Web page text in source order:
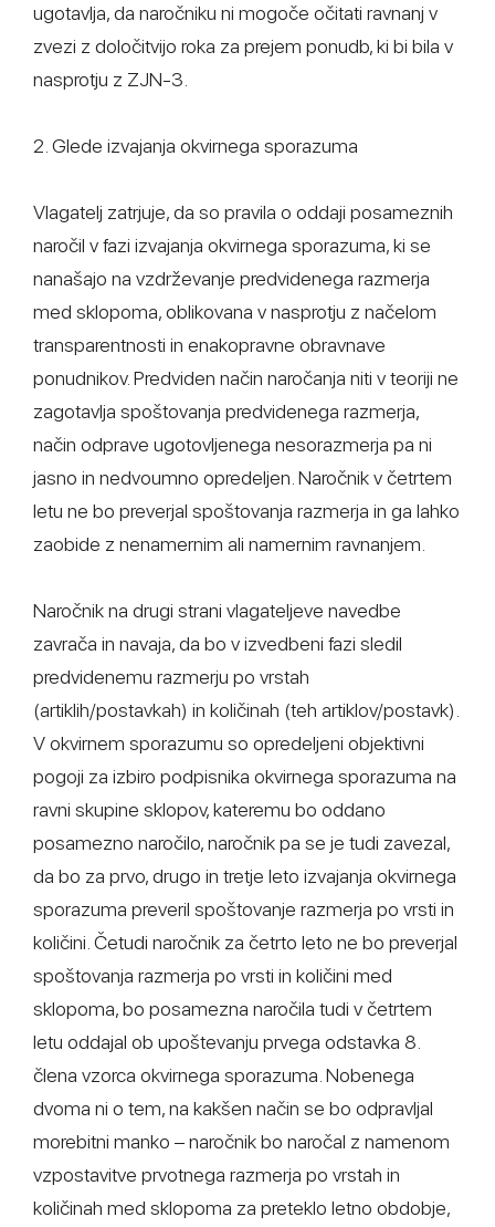
ugotavlja, da naročniku ni mogoče očitati ravnanj v
zvezi z določitvijo roka za prejem ponudb, ki bi bila v
nasprotju z ZJN-3.
2. Glede izvajanja okvirnega sporazuma
Vlagatelj zatrjuje, da so pravila o oddaji posameznih
naročil v fazi izvajanja okvirnega sporazuma, ki se
nanašajo na vzdrževanje predvidenega razmerja
med sklopoma, oblikovana v nasprotju z načelom
transparentnosti in enakopravne obravnave
ponudnikov. Predviden način naročanja niti v teoriji ne
zagotavlja spoštovanja predvidenega razmerja,
način odprave ugotovljenega nesorazmerja pa ni
jasno in nedvoumno opredeljen. Naročnik v četrtem
letu ne bo preverjal spoštovanja razmerja in ga lahko
zaobide z nenamernim ali namernim ravnanjem.
Naročnik na drugi strani vlagateljeve navedbe
zavrača in navaja, da bo v izvedbeni fazi sledil
predvidenemu razmerju po vrstah
(artiklih/postavkah) in količinah (teh artiklov/postavk).
V okvirnem sporazumu so opredeljeni objektivni
pogoji za izbiro podpisnika okvirnega sporazuma na
ravni skupine sklopov, kateremu bo oddano
posamezno naročilo, naročnik pa se je tudi zavezal,
da bo za prvo, drugo in tretje leto izvajanja okvirnega
sporazuma preveril spoštovanje razmerja po vrsti in
količini. Četudi naročnik za četrto leto ne bo preverjal
spoštovanja razmerja po vrsti in količini med
sklopoma, bo posamezna naročila tudi v četrtem
letu oddajal ob upoštevanju prvega odstavka 8.
člena vzorca okvirnega sporazuma. Nobenega
dvoma ni o tem, na kakšen način se bo odpravljal
morebitni manko – naročnik bo naročal z namenom
vzpostavitve prvotnega razmerja po vrstah in
količinah med sklopoma za preteklo letno obdobje,